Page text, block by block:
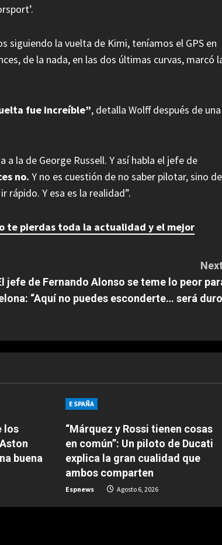
siguiendo la vuelta de Kimi, teníamos el GPS en
de la nada, en las dos últimas curvas, marcó
fue increíble”, detalla Wolff después de una
la de George Russell. Y así habla el jefe de
no. Y no es cuestión de no saber pilotar, sino de
rápido. Y esa es la realidad”.
te pierdas toda la actualidad y el mejor
jefe de Fernando Alonso se teme lo peor
“Aquí no puedes esconderte… será
los
buena
ESPAÑA
“Márquez y Rossi tienen cosas
en común”: Un piloto de Ducati
explica la gran cualidad que
ambos comparten
Espnews Agosto 6, 2026